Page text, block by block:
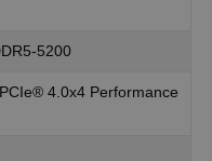
5200
4.0x4 Performance